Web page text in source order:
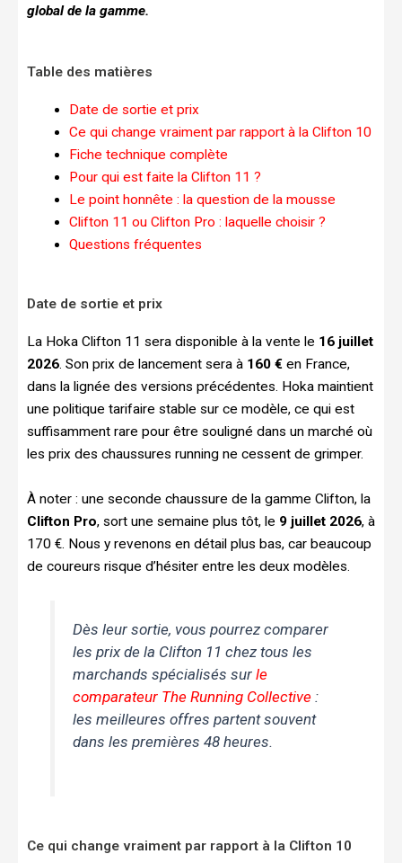
global de la gamme.
Table des matières
Date de sortie et prix
Ce qui change vraiment par rapport à la Clifton 10
Fiche technique complète
Pour qui est faite la Clifton 11 ?
Le point honnête : la question de la mousse
Clifton 11 ou Clifton Pro : laquelle choisir ?
Questions fréquentes
Date de sortie et prix
La Hoka Clifton 11 sera disponible à la vente le 16 juillet
2026. Son prix de lancement sera à 160 € en France,
dans la lignée des versions précédentes. Hoka maintient
une politique tarifaire stable sur ce modèle, ce qui est
suffisamment rare pour être souligné dans un marché où
les prix des chaussures running ne cessent de grimper.
À noter : une seconde chaussure de la gamme Clifton, la
Clifton Pro, sort une semaine plus tôt, le 9 juillet 2026, à
170 €. Nous y revenons en détail plus bas, car beaucoup
de coureurs risque d’hésiter entre les deux modèles.
Dès leur sortie, vous pourrez comparer
les prix de la Clifton 11 chez tous les
marchands spécialisés sur le
comparateur The Running Collective:
les meilleures offres partent souvent
dans les premières 48 heures.
Ce qui change vraiment par rapport à la Clifton 10